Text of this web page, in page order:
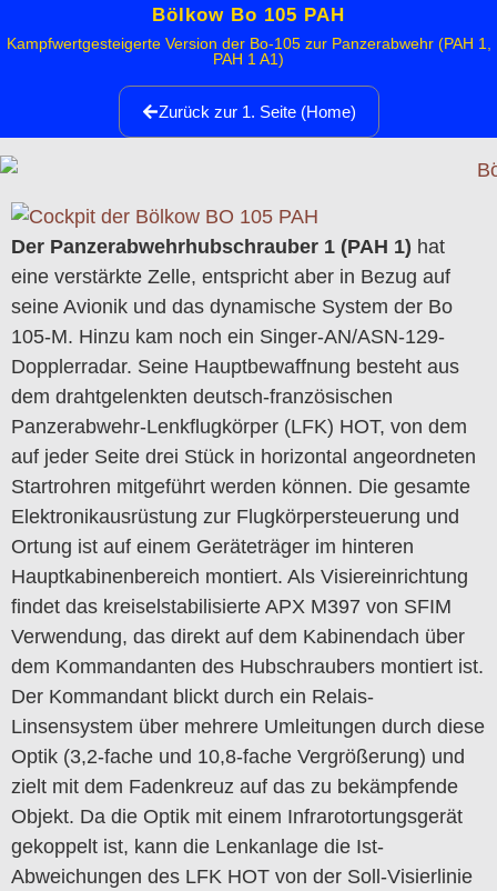
Bölkow Bo 105 PAH
Kampfwertgesteigerte Version der Bo-105 zur Panzerabwehr (PAH 1,
PAH 1 A1)
Zurück zur 1. Seite (Home)
Der Panzerabwehrhubschrauber 1 (PAH 1) hat
eine verstärkte Zelle, entspricht aber in Bezug auf
seine Avionik und das dynamische System der Bo
105-M. Hinzu kam noch ein Singer-AN/ASN-129-
Dopplerradar. Seine Hauptbewaffnung besteht aus
dem drahtgelenkten deutsch-französischen
Panzerabwehr-Lenkflugkörper (LFK) HOT, von dem
auf jeder Seite drei Stück in horizontal angeordneten
Startrohren mitgeführt werden können. Die gesamte
Elektronikausrüstung zur Flugkörpersteuerung und
Ortung ist auf einem Geräteträger im hinteren
Hauptkabinenbereich montiert. Als Visiereinrichtung
findet das kreiselstabilisierte APX M397 von SFIM
Verwendung, das direkt auf dem Kabinendach über
dem Kommandanten des Hubschraubers montiert ist.
Der Kommandant blickt durch ein Relais-
Linsensystem über mehrere Umleitungen durch diese
Optik (3,2-fache und 10,8-fache Vergrößerung) und
zielt mit dem Fadenkreuz auf das zu bekämpfende
Objekt. Da die Optik mit einem Infrarotortungsgerät
gekoppelt ist, kann die Lenkanlage die Ist-
Abweichungen des LFK HOT von der Soll-Visierlinie